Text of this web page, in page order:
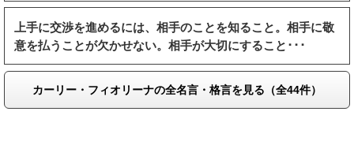
上手に交渉を進めるには、相手のことを知ること。相手に敬
意を払うことが欠かせない。相手が大切にすること･･･
カーリー・フィオリーナの全名言・格言を見る（全44件）